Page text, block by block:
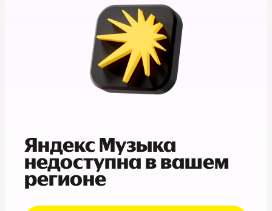
Яндекс Музыка
недоступна в вашем
регионе